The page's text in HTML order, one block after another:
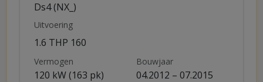
Ds4 (NX_)
Uitvoering
1.6 THP 160
Vermogen
120 kW (163 pk)
Bouwjaar
04.2012 – 07.2015